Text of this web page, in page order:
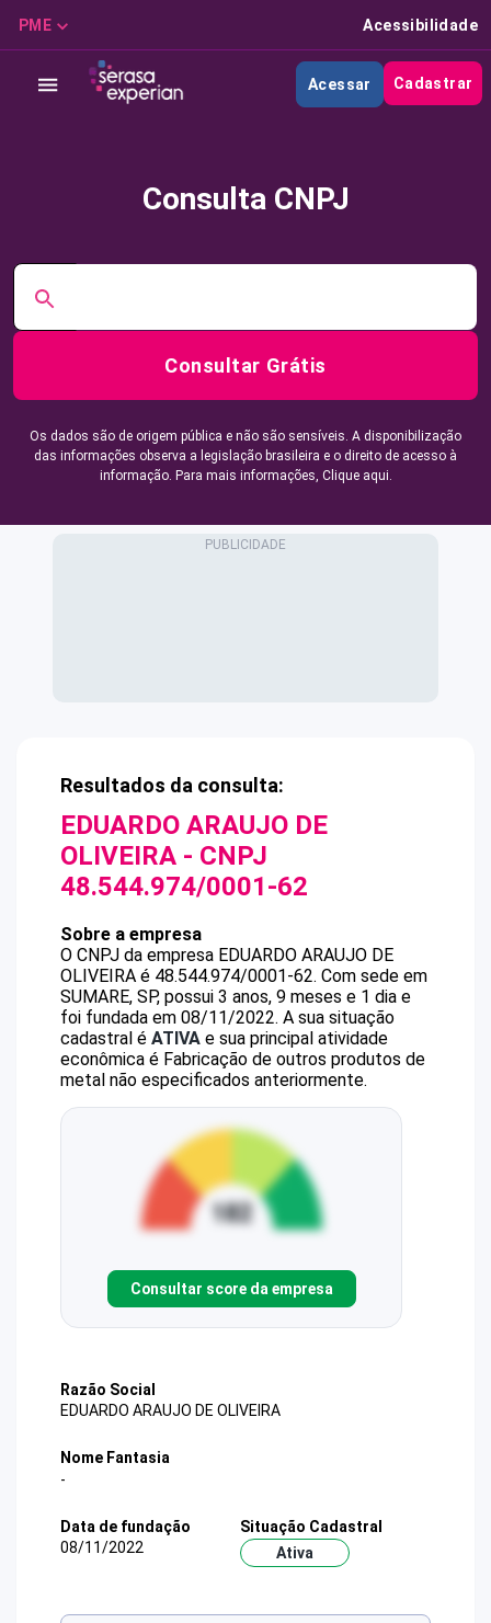
PME Acessibilidade
Acessar Cadastrar
Consulta CNPJ
Consultar Grátis
Os dados são de origem pública e não são sensíveis. A disponibilização
das informações observa a legislação brasileira e o direito de acesso à
informação. Para mais informações, Clique aqui.
Resultados da consulta:
EDUARDO ARAUJO DE
OLIVEIRA - CNPJ
48.544.974/0001-62
Sobre a empresa
O CNPJ da empresa EDUARDO ARAUJO DE
OLIVEIRA é 48.544.974/0001-62. Com sede em
SUMARE, SP, possui 3 anos, 9 meses e 1 dia e
foi fundada em 08/11/2022. A sua situação
cadastral é ATIVA e sua principal atividade
econômica é Fabricação de outros produtos de
metal não especificados anteriormente.
Consultar score da empresa
Razão Social
EDUARDO ARAUJO DE OLIVEIRA
Nome Fantasia
-
Data de fundação
08/11/2022
Situação Cadastral
Ativa